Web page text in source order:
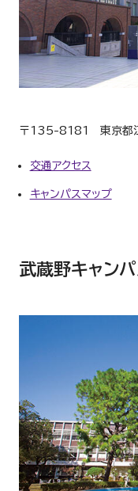
〒135-8181 東京都江
交通アクセス
キャンパスマップ
武蔵野キャンパ